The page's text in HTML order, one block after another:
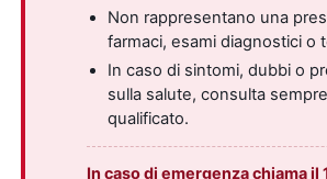
Non rappresentano una
farmaci, esami diagnostici o
In caso di sintomi, dubbi o
sulla salute, consulta
qualificato.
In caso di emergenza chiama il